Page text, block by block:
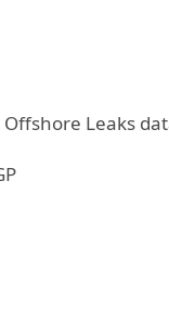
Offshore Leaks